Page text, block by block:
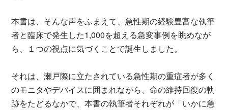
本書は、そんな声をふまえて、急性期の経験豊富な執筆
者と臨床で発生した1,000を超える急変事例を眺めなが
ら、１つの視点に気づくことで誕生しました。
それは、瀬戸際に立たされている急性期の重症者が多く
のモニタやデバイスに囲まれながら、命の維持回復の軌
跡をたどるなかで、本書の執筆者それぞれが「いかに急